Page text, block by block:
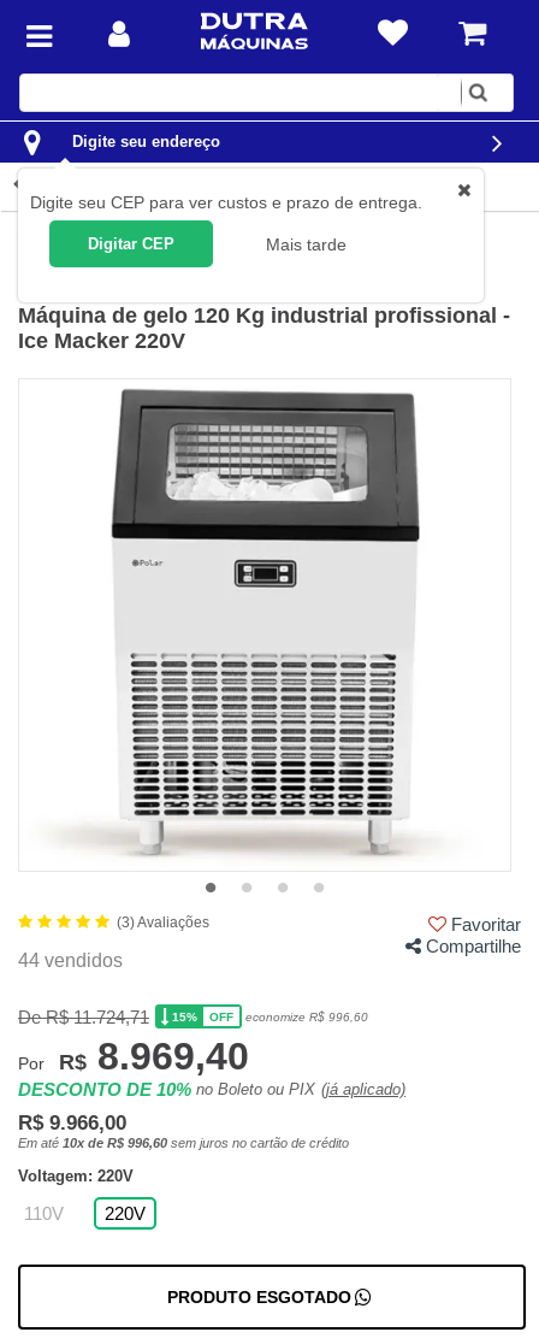
Digite
Digite seu endereço
Digite seu CEP para ver custos e prazo de entrega.
Digitar CEP Mais tarde
Eletrodomésticos Máquinas de gelo
Máquina de gelo 120 Kg industrial profissional -
Ice Macker 220V
(3) Avaliações
Favoritar
44 vendidos
Compartilhe
De R$ 11.724,71 15% OFF economize R$ 996,60
Por R$ 8.969,40
DESCONTO DE 10% no Boleto ou PIX (já aplicado)
R$ 9.966,00
Em até 10x de R$ 996,60 sem juros no cartão de crédito
Voltagem: 220V
110V 220V
PRODUTO ESGOTADO